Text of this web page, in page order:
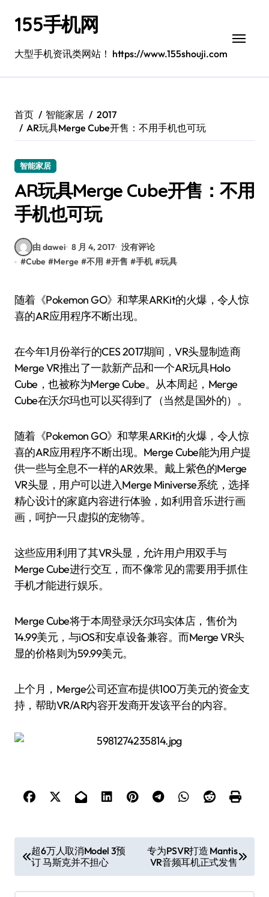
155手机网
大型手机资讯类网站！ https://www.155shouji.com
首页 智能家居
2017
AR玩具Merge Cube开售：不用手机也可玩
智能家居
AR玩具Merge Cube开售：不用
手机也可玩
由 dawei 8 月 4, 2017 没有评论
#Cube #Merge #不用 #开售 #手机 #玩具
随着《Pokemon GO》和苹果ARKit的火爆，令人惊
喜的AR应用程序不断出现。
在今年1月份举行的CES 2017期间，VR头显制造商
Merge VR推出了一款新产品和一个AR玩具Holo
Cube，也被称为Merge Cube。从本周起，Merge
Cube在沃尔玛也可以买得到了（当然是国外的）。
随着《Pokemon GO》和苹果ARKit的火爆，令人惊
喜的AR应用程序不断出现。Merge Cube能为用户提
供一些与全息不一样的AR效果。戴上紫色的Merge
VR头显，用户可以进入Merge Miniverse系统，选择
精心设计的家庭内容进行体验，如利用音乐进行画
画，呵护一只虚拟的宠物等。
这些应用利用了其VR头显，允许用户用双手与
Merge Cube进行交互，而不像常见的需要用手抓住
手机才能进行娱乐。
Merge Cube将于本周登录沃尔玛实体店，售价为
14.99美元，与iOS和安卓设备兼容。而Merge VR头
显的价格则为59.99美元。
上个月，Merge公司还宣布提供100万美元的资金支
持，帮助VR/AR内容开发商开发该平台的内容。
章
导
超6万人取消Model 3预
订 马斯克并不担心
专为PSVR打造 Mantis
VR音频耳机正式发售